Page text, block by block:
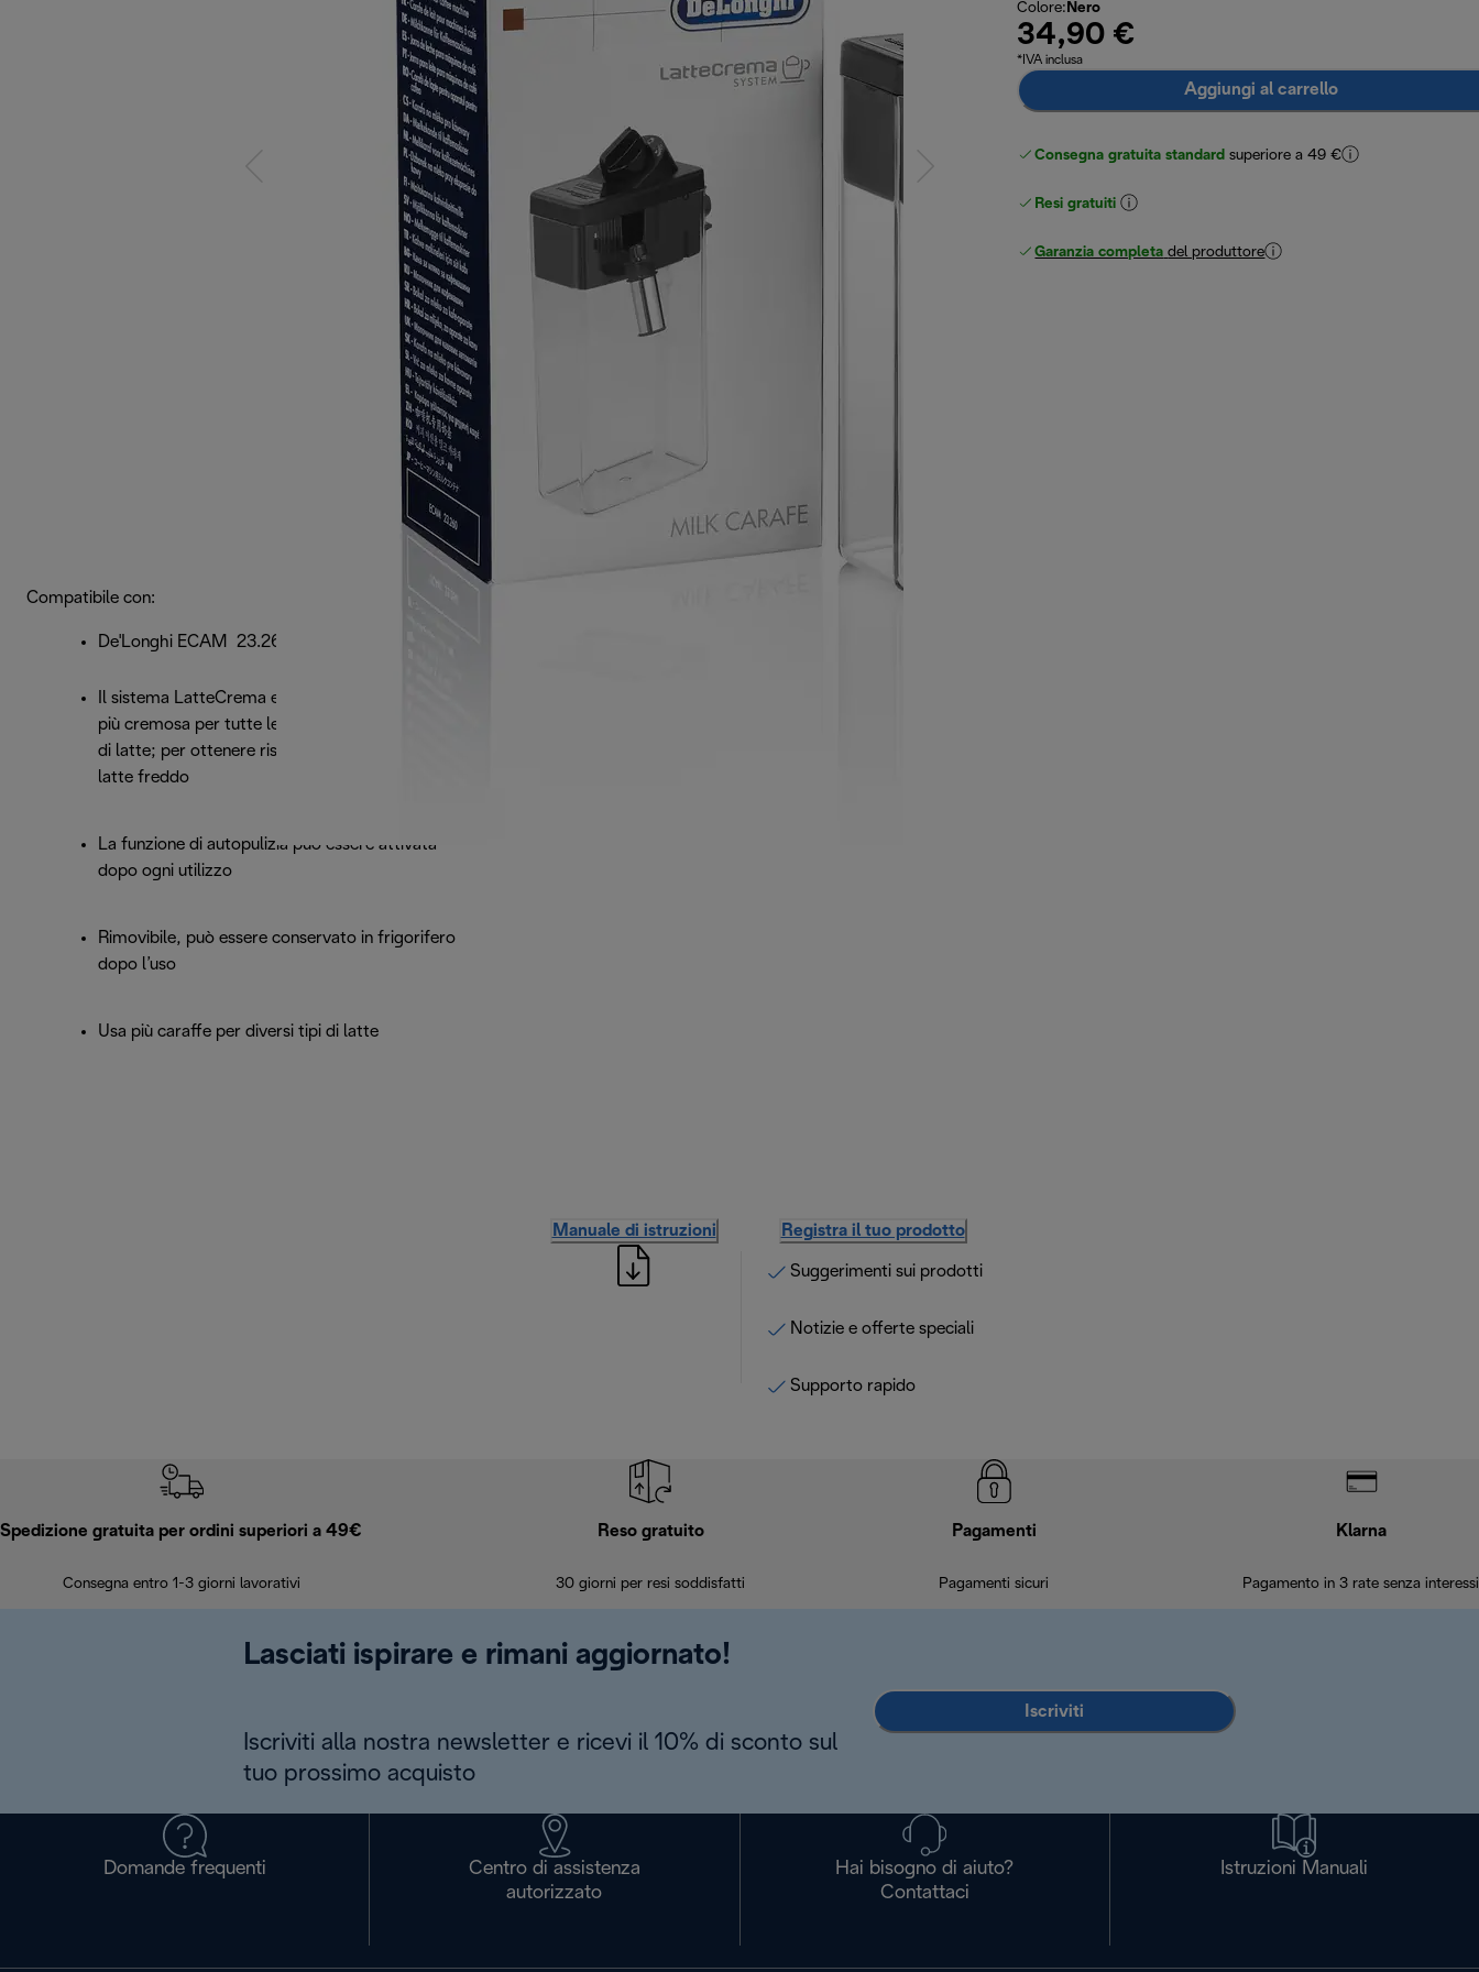
Colore: Nero
34,90 €
*IVA inclusa
Aggiungi al carrello
Consegna gratuita standard superiore a 49 €
Resi gratuiti
Garanzia completa del produttore
Compatibile con:
De'Longhi ECAM 23.260
Il sistema LatteCrema eroga una schiuma di latte
più cremosa per tutte le bevande al caffè a base
di latte; per ottenere risultati ottimali, utilizzare
latte freddo
La funzione di autopulizia può essere attivata
dopo ogni utilizzo
Rimovibile, può essere conservato in frigorifero
dopo l’uso
Usa più caraffe per diversi tipi di latte
Manuale di istruzioni Registra il tuo prodotto
Suggerimenti sui prodotti
Notizie e offerte speciali
Supporto rapido
Spedizione gratuita per ordini superiori a 49€
Consegna entro 1-3 giorni lavorativi
Reso gratuito
30 giorni per resi soddisfatti
Pagamenti
Pagamenti sicuri
Klarna
Pagamento in 3 rate senza interessi
Lasciati ispirare e rimani aggiornato!
Iscriviti alla nostra newsletter e ricevi il 10% di sconto sul
tuo prossimo acquisto
Iscriviti
Domande frequenti
Centro di assistenza
autorizzato
Hai bisogno di aiuto?
Contattaci
Istruzioni Manuali